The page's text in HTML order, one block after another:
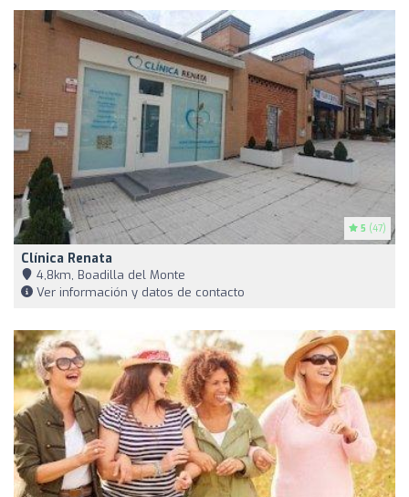
5 (47)
Clínica Renata
4,8km, Boadilla del Monte
Ver información y datos de contacto